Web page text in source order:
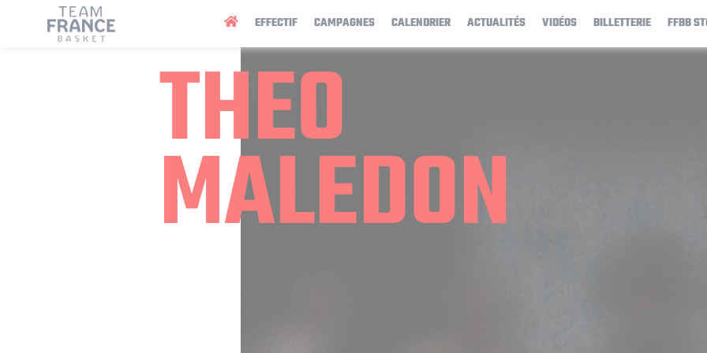
EFFECTIF CAMPAGNES CALENDRIER ACTUALITÉS VIDÉOS BILLETTERIE FFBB
THEO
MALEDON
Panneau de gestion des cookies